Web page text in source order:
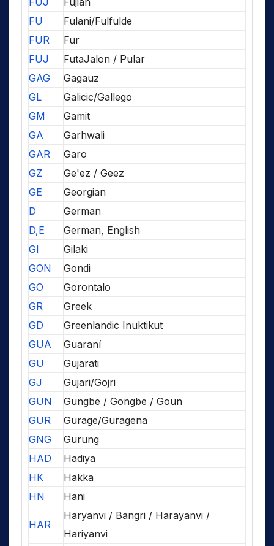
FU
Fulani/Fulfulde
FUR
Fur
FUJ
FutaJalon / Pular
GAG
Gagauz
GL
Galicic/Gallego
GM
Gamit
GA
Garhwali
GAR
Garo
GZ
Ge'ez / Geez
GE
Georgian
D
German
D,E
German, English
GI
Gilaki
GON
Gondi
GO
Gorontalo
GR
Greek
GD
Greenlandic Inuktikut
GUA
Guaraní
GU
Gujarati
GJ
Gujari/Gojri
GUN
Gungbe / Gongbe / Goun
GUR
Gurage/Guragena
GNG
Gurung
HAD
Hadiya
HK
Hakka
HN
Hani
HAR
Haryanvi / Bangri / Harayanvi /
Hariyanvi